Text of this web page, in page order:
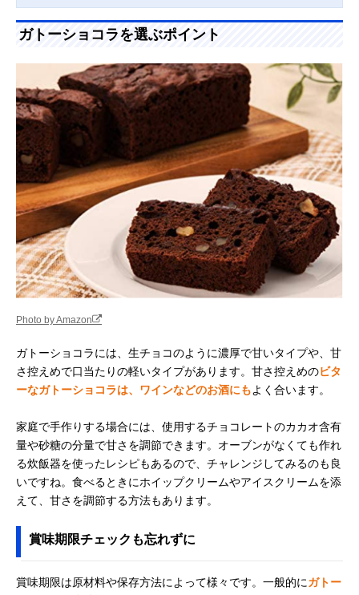
ガトーショコラを選ぶポイント
Photo by Amazon
ガトーショコラには、生チョコのように濃厚で甘いタイプや、甘
さ控えめで口当たりの軽いタイプがあります。甘さ控えめのビタ
ーなガトーショコラは、ワインなどのお酒にもよく合います。
家庭で手作りする場合には、使用するチョコレートのカカオ含有
量や砂糖の分量で甘さを調節できます。オーブンがなくても作れ
る炊飯器を使ったレシピもあるので、チャレンジしてみるのも良
いですね。食べるときにホイップクリームやアイスクリームを添
えて、甘さを調節する方法もあります。
賞味期限チェックも忘れずに
賞味期限は原材料や保存方法によって様々です。一般的にガトー